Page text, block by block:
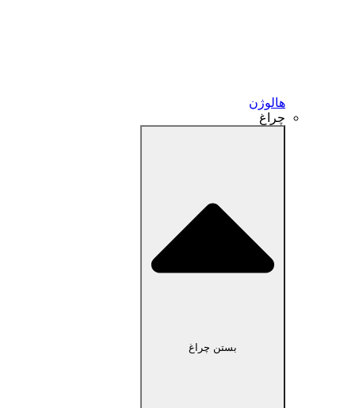
هالوژن
چراغ
بستن چراغ